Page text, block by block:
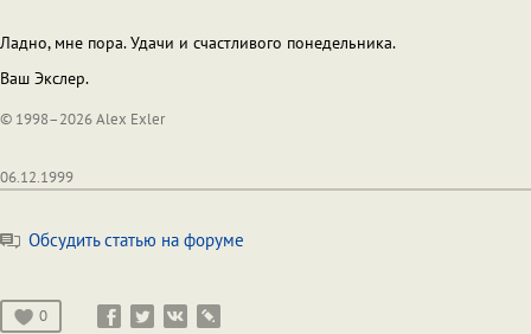
Ладно, мне пора. Удачи и счастливого понедельника.
Ваш Экслер.
© 1998–2026 Alex Exler
06.12.1999
Обсудить статью на форуме
0